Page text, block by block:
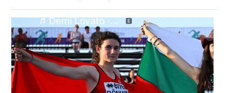
Şampiyonu
Lanlana
Tararudee!
için